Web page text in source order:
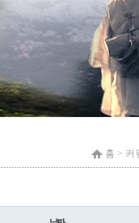
기부금사용내역
홈 > 커